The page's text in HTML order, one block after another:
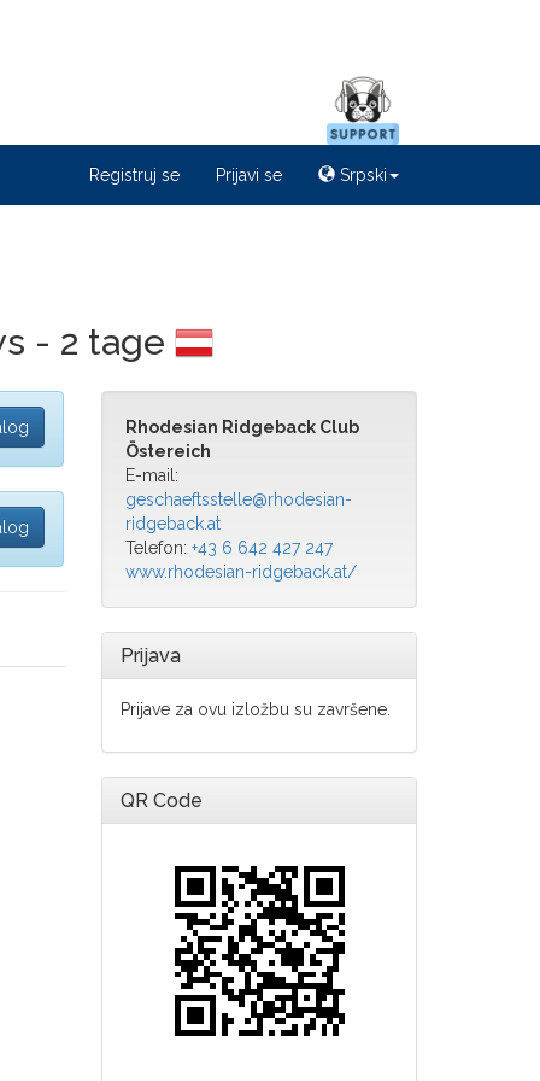
Registruj se Prijavi se Srpski
- 2 tage
Rhodesian Ridgeback Club
Östereich
E-mail:
geschaeftsstelle@rhodesian-
ridgeback.at
Telefon: +43 6 642 427 247
www.rhodesian-ridgeback.at/
Prijava
Prijave za ovu izložbu su završene.
QR Code